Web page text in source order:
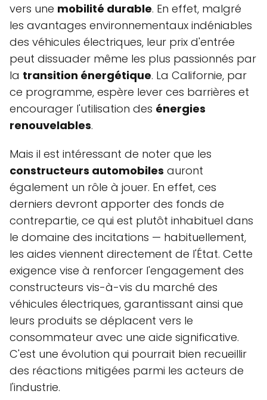
vers une mobilité durable. En effet, malgré
les avantages environnementaux indéniables
des véhicules électriques, leur prix d'entrée
peut dissuader même les plus passionnés par
la transition énergétique. La Californie, par
ce programme, espère lever ces barrières et
encourager l'utilisation des énergies
renouvelables.
Mais il est intéressant de noter que les
constructeurs automobiles auront
également un rôle à jouer. En effet, ces
derniers devront apporter des fonds de
contrepartie, ce qui est plutôt inhabituel dans
le domaine des incitations — habituellement,
les aides viennent directement de l'État. Cette
exigence vise à renforcer l'engagement des
constructeurs vis-à-vis du marché des
véhicules électriques, garantissant ainsi que
leurs produits se déplacent vers le
consommateur avec une aide significative.
C'est une évolution qui pourrait bien recueillir
des réactions mitigées parmi les acteurs de
l'industrie.